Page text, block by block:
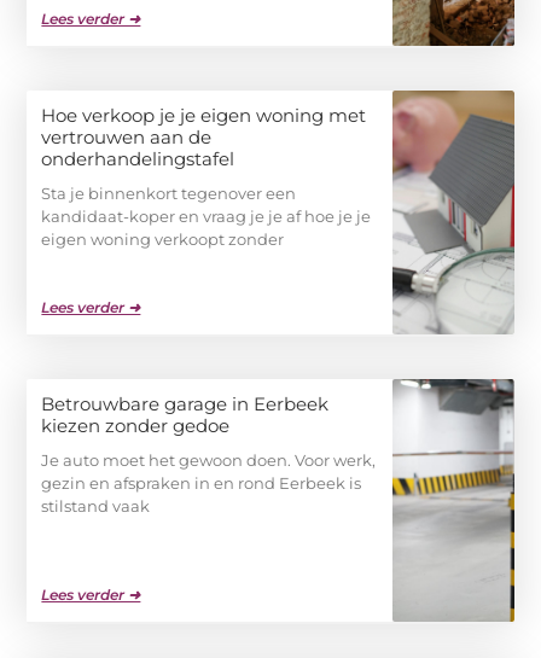
Lees verder ➜
Hoe verkoop je je eigen woning met
vertrouwen aan de
onderhandelingstafel
Sta je binnenkort tegenover een
kandidaat-koper en vraag je je af hoe je je
eigen woning verkoopt zonder
Lees verder ➜
Betrouwbare garage in Eerbeek
kiezen zonder gedoe
Je auto moet het gewoon doen. Voor werk,
gezin en afspraken in en rond Eerbeek is
stilstand vaak
Lees verder ➜